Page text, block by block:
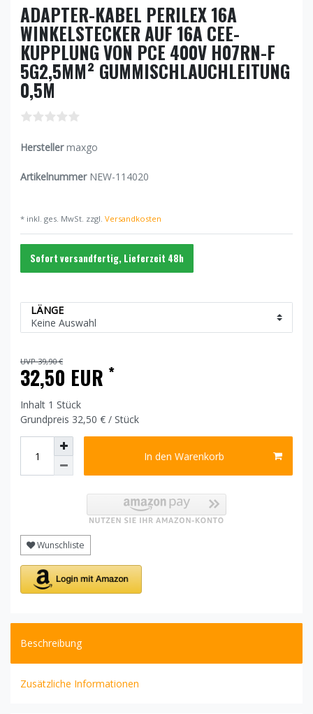
ADAPTER-KABEL PERILEX 16A
WINKELSTECKER AUF 16A CEE-
KUPPLUNG VON PCE 400V H07RN-F
5G2,5MM² GUMMISCHLAUCHLEITUNG
0,5M
Hersteller maxgo
Artikelnummer NEW-114020
* inkl. ges. MwSt. zzgl. Versandkosten
Sofort versandfertig, Lieferzeit 48h
LÄNGE
UVP 39,90 €
32,50 EUR *
Inhalt 1 Stück
Grundpreis 32,50 € / Stück
In den Warenkorb
Wunschliste
Beschreibung
Zusätzliche Informationen